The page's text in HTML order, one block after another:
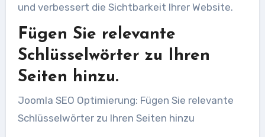
und verbessert die Sichtbarkeit Ihrer Website.
Fügen Sie relevante
Schlüsselwörter zu Ihren
Seiten hinzu.
Joomla SEO Optimierung: Fügen Sie relevante
Schlüsselwörter zu Ihren Seiten hinzu